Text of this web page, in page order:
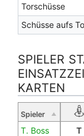
Torschüsse
Schüsse aufs
SPIELER
KARTEN
Spieler
T. Boss
T